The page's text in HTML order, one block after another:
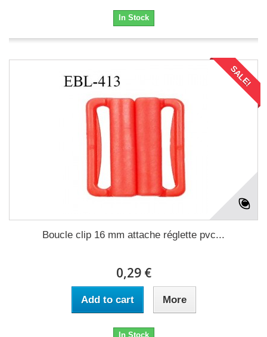
In Stock
SALE!
Boucle clip 16 mm attache réglette pvc...
0,29 €
Add to cart More
In Stock